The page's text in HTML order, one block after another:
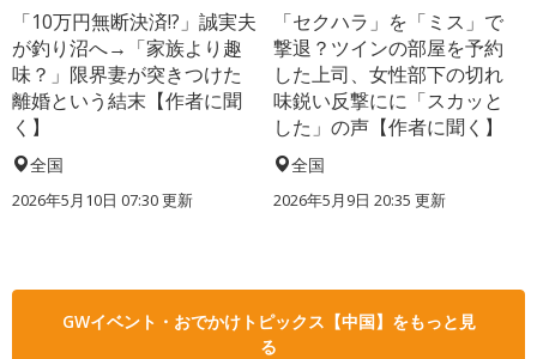
「10万円無断決済!?」誠実夫
が釣り沼へ→「家族より趣
味？」限界妻が突きつけた
離婚という結末【作者に聞
く】
全国
2026年5月10日 07:30 更新
「セクハラ」を「ミス」で
撃退？ツインの部屋を予約
した上司、女性部下の切れ
味鋭い反撃にに「スカッと
した」の声【作者に聞く】
全国
2026年5月9日 20:35 更新
GWイベント・おでかけトピックス【中国】をもっと見
る